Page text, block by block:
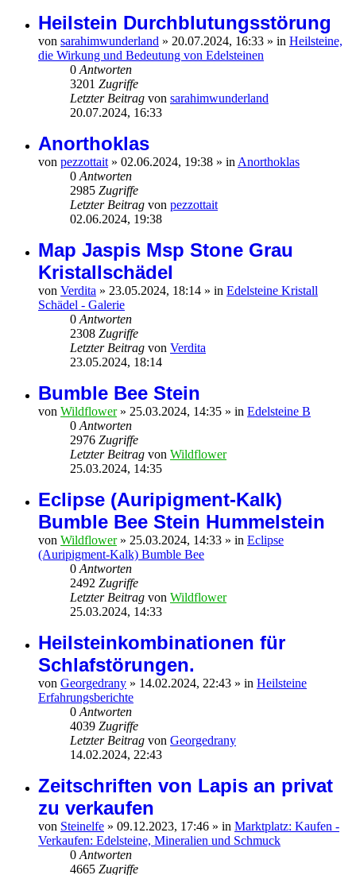
Heilstein Durchblutungsstörung
von sarahimwunderland » 20.07.2024, 16:33 » in Heilsteine,
die Wirkung und Bedeutung von Edelsteinen
0 Antworten
3201 Zugriffe
Letzter Beitrag von sarahimwunderland
20.07.2024, 16:33
Anorthoklas
von pezzottait » 02.06.2024, 19:38 » in Anorthoklas
0 Antworten
2985 Zugriffe
Letzter Beitrag von pezzottait
02.06.2024, 19:38
Map Jaspis Msp Stone Grau
Kristallschädel
von Verdita » 23.05.2024, 18:14 » in Edelsteine Kristall
Schädel - Galerie
0 Antworten
2308 Zugriffe
Letzter Beitrag von Verdita
23.05.2024, 18:14
Bumble Bee Stein
von Wildflower» 25.03.2024, 14:35 » in Edelsteine B
0 Antworten
2976 Zugriffe
Letzter Beitrag von Wildflower
25.03.2024, 14:35
Eclipse (Auripigment-Kalk)
Bumble Bee Stein Hummelstein
von Wildflower» 25.03.2024, 14:33 » in Eclipse
(Auripigment-Kalk) Bumble Bee
0 Antworten
2492 Zugriffe
Letzter Beitrag von Wildflower
25.03.2024, 14:33
Heilsteinkombinationen für
Schlafstörungen.
von Georgedrany » 14.02.2024, 22:43 » in Heilsteine
Erfahrungsberichte
0 Antworten
4039 Zugriffe
Letzter Beitrag von Georgedrany
14.02.2024, 22:43
Zeitschriften von Lapis an privat
zu verkaufen
von Steinelfe » 09.12.2023, 17:46 » in Marktplatz: Kaufen -
Verkaufen: Edelsteine, Mineralien und Schmuck
0 Antworten
4665 Zugriffe